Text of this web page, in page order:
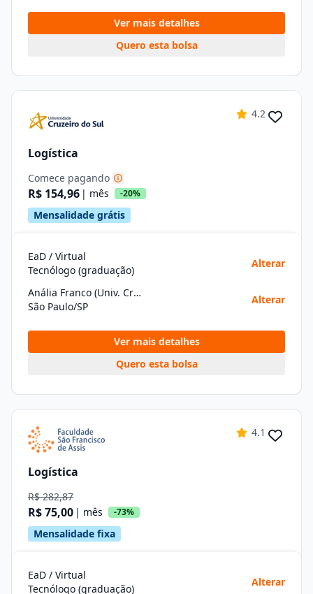
Ver mais detalhes
Quero esta bolsa
4.2
Logística
Comece pagando
R$ 154,96 | mês -20%
Mensalidade grátis
EaD / Virtual
Tecnólogo (graduação)
Alterar
Anália Franco (Univ. Cruzeiro do Sul)
São Paulo/SP
Alterar
Ver mais detalhes
Quero esta bolsa
4.1
Logística
R$ 282,87
R$ 75,00 | mês -73%
Mensalidade fixa
EaD / Virtual
Tecnólogo (graduação)
Alterar